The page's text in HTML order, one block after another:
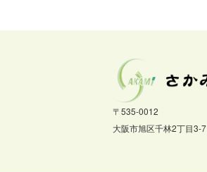
〒535-0012
大阪市旭区千林2丁目3-7